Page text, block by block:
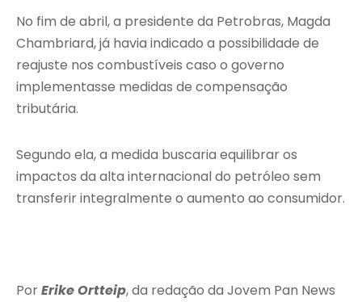
No fim de abril, a presidente da Petrobras, Magda
Chambriard, já havia indicado a possibilidade de
reajuste nos combustíveis caso o governo
implementasse medidas de compensação
tributária.
Segundo ela, a medida buscaria equilibrar os
impactos da alta internacional do petróleo sem
transferir integralmente o aumento ao consumidor.
PorErike Ortteip, da redação da Jovem Pan News